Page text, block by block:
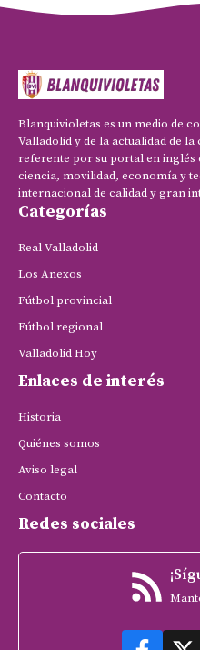
Blanquivioletas es un medio de
Valladolid y de la actualidad de
referente por su portal en inglés
ciencia, movilidad, economía y
internacional de calidad y gran
Categorías
Real Valladolid
Los Anexos
Fútbol provincial
Fútbol regional
Valladolid Hoy
Enlaces de interés
Historia
Quiénes somos
Aviso legal
Contacto
Redes sociales